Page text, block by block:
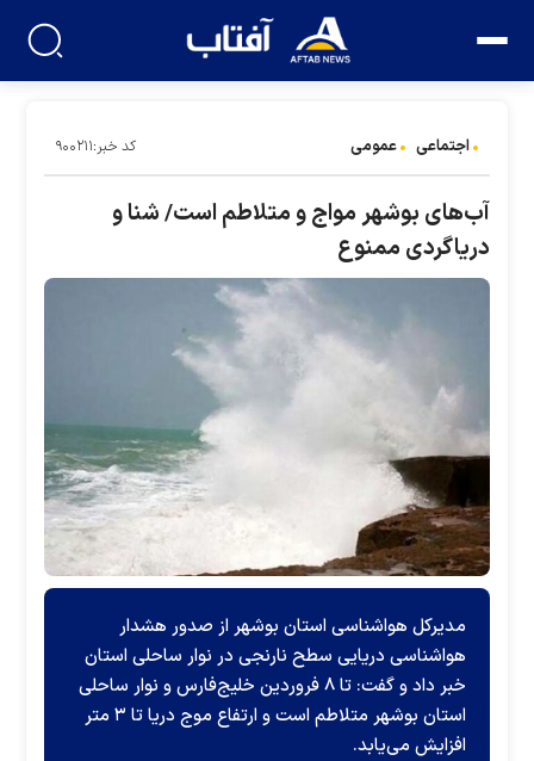
اجتماعی عمومی کد خبر:۹۰۰۲۱۱
آب‌های بوشهر مواج و متلاطم است/ شنا و
دریاگردی ممنوع
مدیرکل هواشناسی استان بوشهر از صدور هشدار
هواشناسی دریایی سطح نارنجی در نوار ساحلی استان
خبر داد و گفت: تا ۸ فروردین خلیج‌فارس و نوار ساحلی
استان بوشهر متلاطم است و ارتفاع موج دریا تا ۳ متر
افزایش می‌یابد.